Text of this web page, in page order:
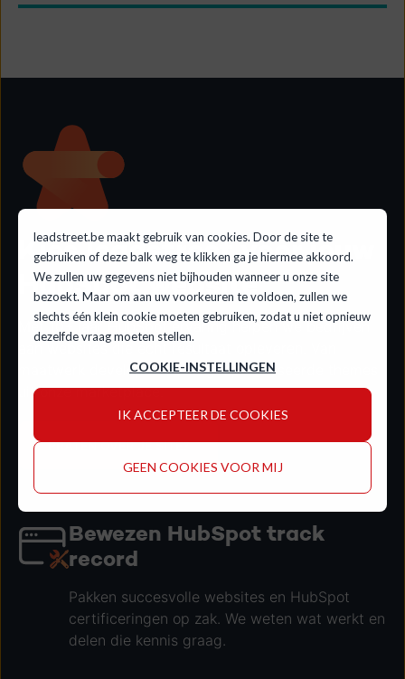
leadstreet.be maakt gebruik van cookies. Door de site te
gebruiken of deze balk weg te klikken ga je hiermee akkoord.
We zullen uw gegevens niet bijhouden wanneer u onze site
bezoekt. Maar om aan uw voorkeuren te voldoen, zullen we
slechts één klein cookie moeten gebruiken, zodat u niet opnieuw
dezelfde vraag moeten stellen.
COOKIE-INSTELLINGEN
IK ACCEPTEER DE COOKIES
GEEN COOKIES VOOR MIJ
Kies leadstreet voor jouw
HubSpot website
Met 10+ jaar HubSpot ervaring helpen we bedrijven
aan websites die écht resultaat opleveren. Van
maatwerk development tot geoptimaliseerde themes
uit onze marketplace.
PRATEN OVER JE SITE?
Bewezen HubSpot track
record
Pakken succesvolle websites en HubSpot
certificeringen op zak. We weten wat werkt en
delen die kennis graag.